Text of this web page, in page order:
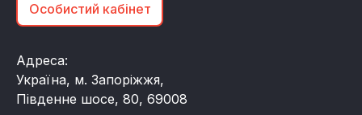
Особистий кабінет
Адреса:
Україна, м. Запоріжжя,
Південне шосе, 80, 69008